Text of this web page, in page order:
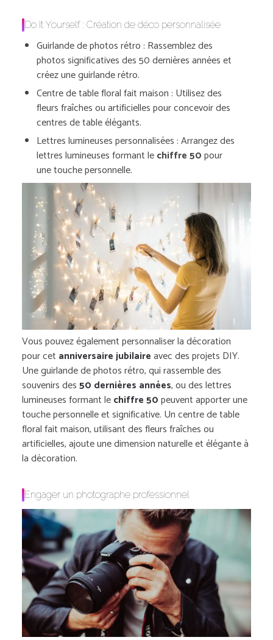
Do It Yourself : Création de déco personnalisée
Guirlande de photos rétro : Rassemblez des
photos significatives des 50 dernières années et
créez une guirlande rétro.
Centre de table floral fait maison : Utilisez des
fleurs fraîches ou artificielles pour concevoir des
centres de table élégants.
Lettres lumineuses personnalisées : Arrangez des
lettres lumineuses formant lechiffre 50pour
une touche personnelle.
Vous pouvez également personnaliser la décoration
pour cet anniversaire jubilaireavec des projets DIY.
Une guirlande de photos rétro, qui rassemble des
souvenirs des50 dernières années, ou des lettres
lumineuses formant lechiffre 50peuvent apporter une
touche personnelle et significative. Un centre de table
floral fait maison, utilisant des fleurs fraîches ou
artificielles, ajoute une dimension naturelle et élégante à
la décoration.
Engager un photographe professionnel